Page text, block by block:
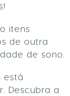
itens
de outra
de sono.
está
Descubra a